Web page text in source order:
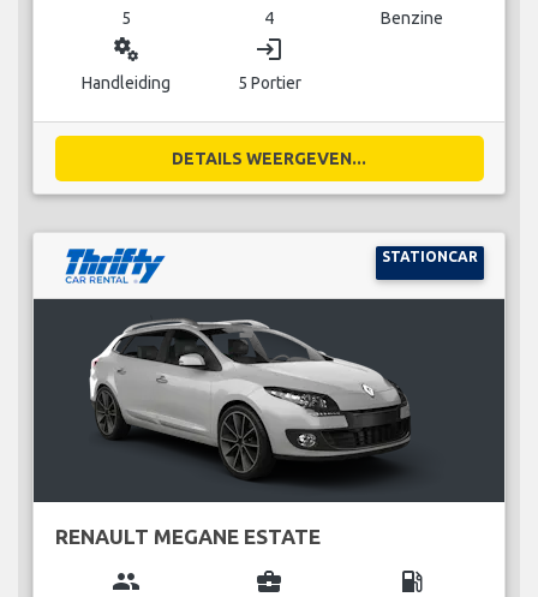
5 4 Benzine
miscellaneous_services
Handleiding
login
5 Portier
DETAILS WEERGEVEN...
STATIONCAR
RENAULT MEGANE ESTATE
group business_center local_gas_station